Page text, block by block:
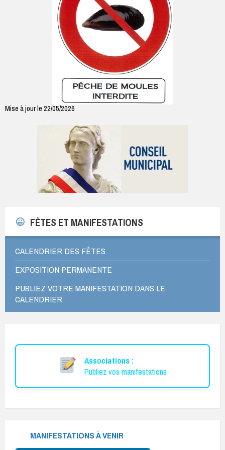
Mise à jour le 22/05/2026
FÊTES ET MANIFESTATIONS
CALENDRIER DES FÊTES
EXPOSITION PERMANENTE
PUBLIEZ VOTRE MANIFESTATION DANS LE
CALENDRIER
Associations :
Publiez vos manifestations
MANIFESTATIONS À VENIR